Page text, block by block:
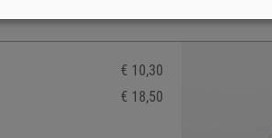
€ 10,30
€ 18,50